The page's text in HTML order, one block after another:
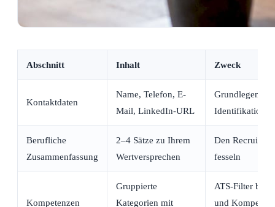
Abschnitt Inhalt Zweck
Kontaktdaten
Name, Telefon, E-
Mail, LinkedIn-URL
Grundlegende
Identifikation
Berufliche
Zusammenfassung
2–4 Sätze zu Ihrem
Wertversprechen
Den Recruiter
fesseln
Kompetenzen
Gruppierte
Kategorien mit
ATS-Filter
und Kompetenz